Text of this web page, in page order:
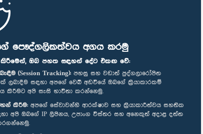
පෞද්ගලිකත්වය අගය කරමු
ඔබ පහත සඳහන් දේට එකඟ වේ:
(Session Tracking): පහසු සහ වඩාත් පුද්ගලාරෝපිත
ලබාදීම සඳහා අපගේ වෙබ් අඩවියේ ඔබගේ ක්‍රියාකාරකම්
කිරීමට අපි සැසි භාවිතා කරන්නෙමු.
කිරීම: අපගේ සේවාවන්හි ආරක්ෂාව සහ ක්‍රියාකාරීත්වය සහතික
අපි ඔබගේ IP ලිපිනය, උපාංග විස්තර සහ අනෙකුත් අදාළ දත්ත